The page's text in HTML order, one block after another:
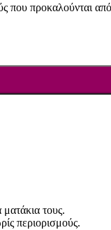
που προκαλούνται
τους.
περιορισμούς.